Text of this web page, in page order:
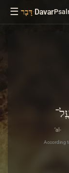
☰ דָּבָר·Davar
‘al-
According